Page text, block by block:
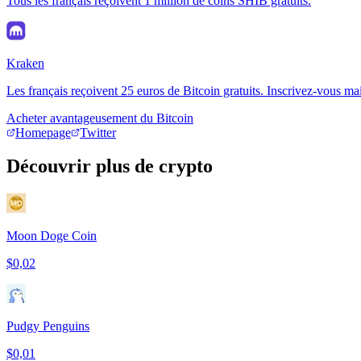
Kraken
Les français reçoivent 25 euros de Bitcoin gratuits. Inscrivez-vous
Acheter avantageusement du Bitcoin
Homepage
Twitter
Découvrir plus de crypto
Moon Doge Coin
$0,02
Pudgy Penguins
$0,01